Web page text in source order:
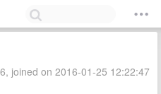
joined on 2016-01-25 12:22:47